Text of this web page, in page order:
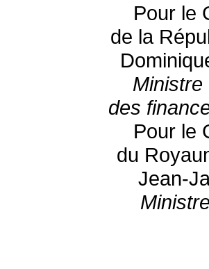
Pour le
de la
Ministre
des
Pour le
du
Jean-